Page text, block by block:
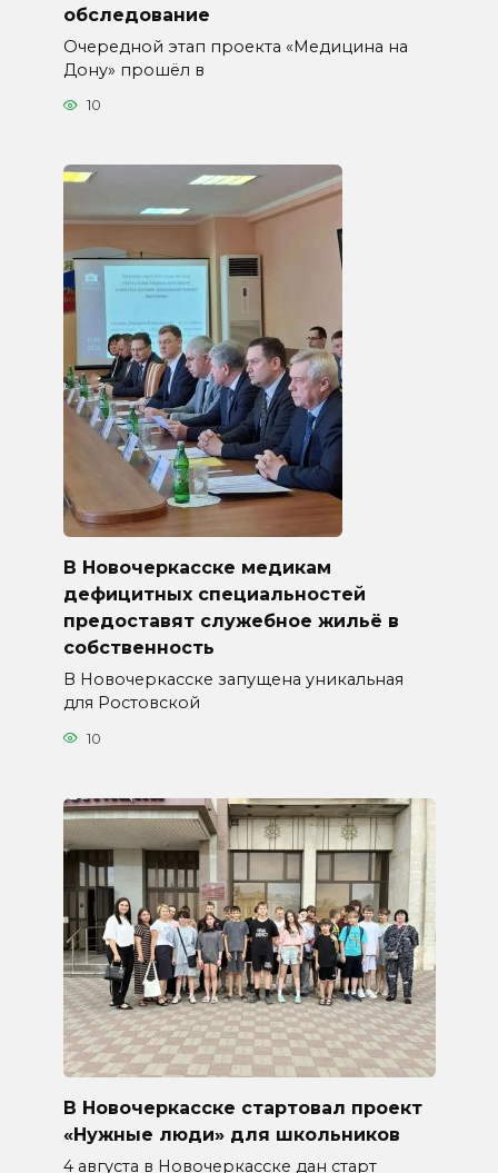
обследование
Очередной этап проекта «Медицина на
Дону» прошёл в
10
В Новочеркасске медикам
дефицитных специальностей
предоставят служебное жильё в
собственность
В Новочеркасске запущена уникальная
для Ростовской
10
В Новочеркасске стартовал проект
«Нужные люди» для школьников
4 августа в Новочеркасске дан старт